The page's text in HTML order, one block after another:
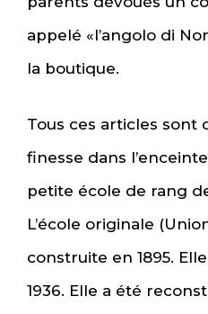
appelé «l’angolo di
la boutique.
Tous ces articles sont
finesse dans
petite école de rang
L’école originale
construite en 1895.
1936. Elle a été